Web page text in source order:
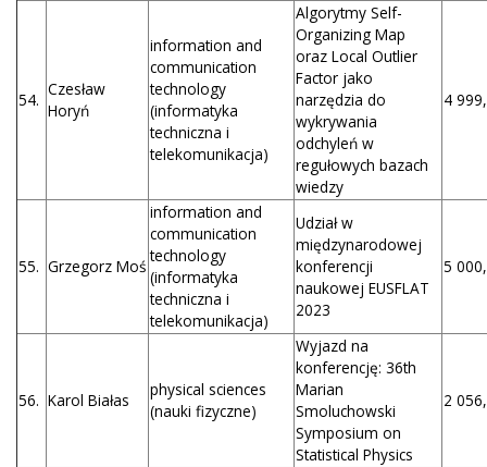
54.
Czesław
Horyń
information and
communication
technology
(informatyka
techniczna i
telekomunikacja)
Algorytmy Self-
Organizing Map
oraz Local Outlier
Factor jako
narzędzia do
wykrywania
odchyleń w
regułowych bazach
wiedzy
4
55. Grzegorz Moś
information and
communication
technology
(informatyka
techniczna i
telekomunikacja)
Udział w
międzynarodowej
konferencji
naukowej EUSFLAT
2023
5
56. Karol Białas
physical sciences
(nauki fizyczne)
Wyjazd na
konferencję: 36th
Marian
Smoluchowski
Symposium on
Statistical Physics
2